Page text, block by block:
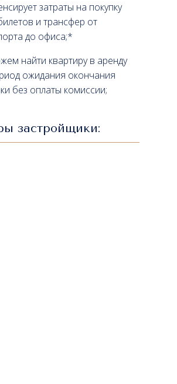
застройщики:
затраты на покупку
и трансфер от
до офиса;*
найти квартиру в аренду
ожидания окончания
без оплаты комиссии;